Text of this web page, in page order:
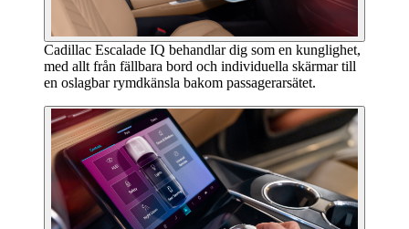
Cadillac Escalade IQ behandlar dig som en kunglighet,
med allt från fällbara bord och individuella skärmar till
en oslagbar rymdkänsla bakom passagerarsätet.